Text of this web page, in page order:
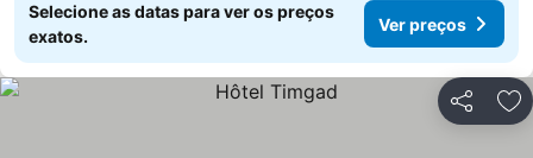
Selecione as datas para ver os preços
exatos.
Ver preços
Partilhar